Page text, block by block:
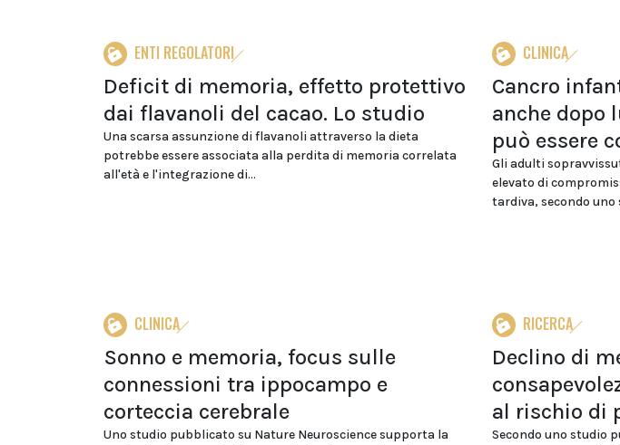
ENTI REGOLATORI
Deficit di memoria, effetto protettivo
dai flavanoli del cacao. Lo studio
Una scarsa assunzione di flavanoli attraverso la dieta
potrebbe essere associata alla perdita di memoria correlata
all'età e l'integrazione di...
CLINICA
Cancro
anche dopo
può essere
Gli adulti
elevato di
tardiva, secondo uno
CLINICA
Sonno e memoria, focus sulle
connessioni tra ippocampo e
corteccia cerebrale
Uno studio pubblicato su Nature Neuroscience supporta la
RICERCA
Declino di
al rischio di
Secondo uno studio